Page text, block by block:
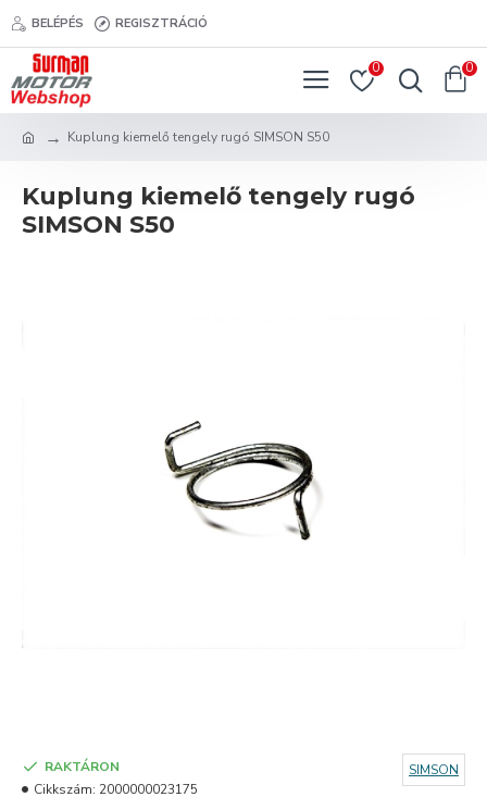
BELÉPÉS REGISZTRÁCIÓ
0 0
Kuplung kiemelő tengely rugó SIMSON S50
Kuplung kiemelő tengely rugó
SIMSON S50
RAKTÁRON
Cikkszám: 2000000023175
SIMSON